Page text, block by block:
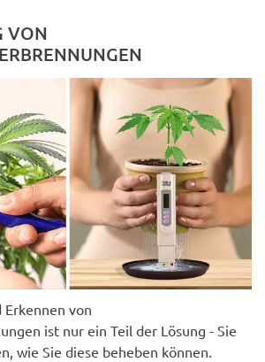
VON
Erkennen von
ist nur ein Teil der Lösung - Sie
wie Sie diese beheben können.